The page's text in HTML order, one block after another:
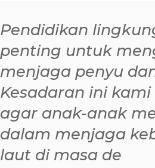
Pendidikan
penting untuk
menjaga penyu
Kesadaran ini
agar anak-anak
dalam menjaga
laut di masa de